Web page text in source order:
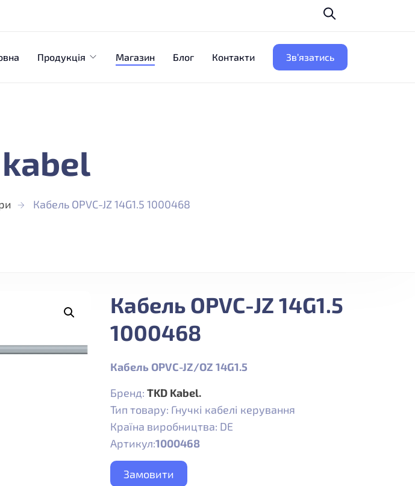
Продукція Магазин Блог Контакти Зв’язатись
Кабель OPVC-JZ 14G1.5 1000468
Кабель OPVC-JZ 14G1.5
1000468
Кабель OPVC-JZ/OZ 14G1.5
Бренд:TKD Kabel.
Тип товару: Гнучкі кабелі керування
Країна виробництва: DE
Артикул:1000468
Замовити